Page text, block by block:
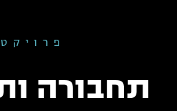
תחבורה